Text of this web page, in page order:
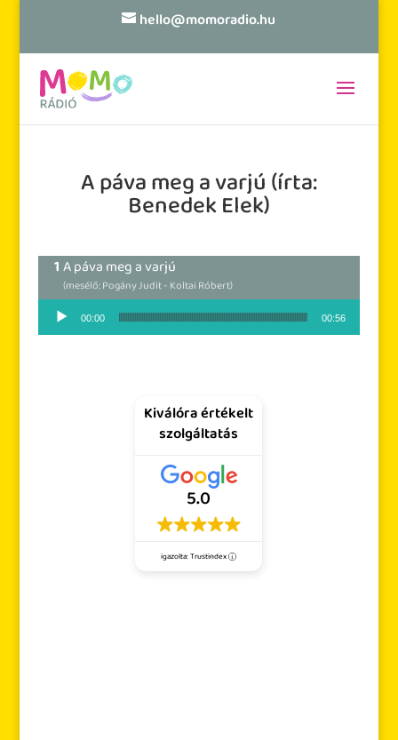
hello@momoradio.hu
A páva meg a varjú (írta:
Benedek Elek)
A páva meg a varjú
(mesélő: Pogány Judit - Koltai Róbert)
Audió lejátszó
00:00 00:56
Kiválóra értékelt
szolgáltatás
5.0
igazolta: Trustindex